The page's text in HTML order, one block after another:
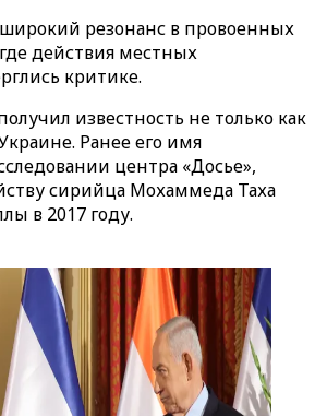
резонанс в провоенных
действия местных
критике.
известность не только как
Ранее его имя
центра «Досье»,
сирийца Мохаммеда Таха
в 2017 году.